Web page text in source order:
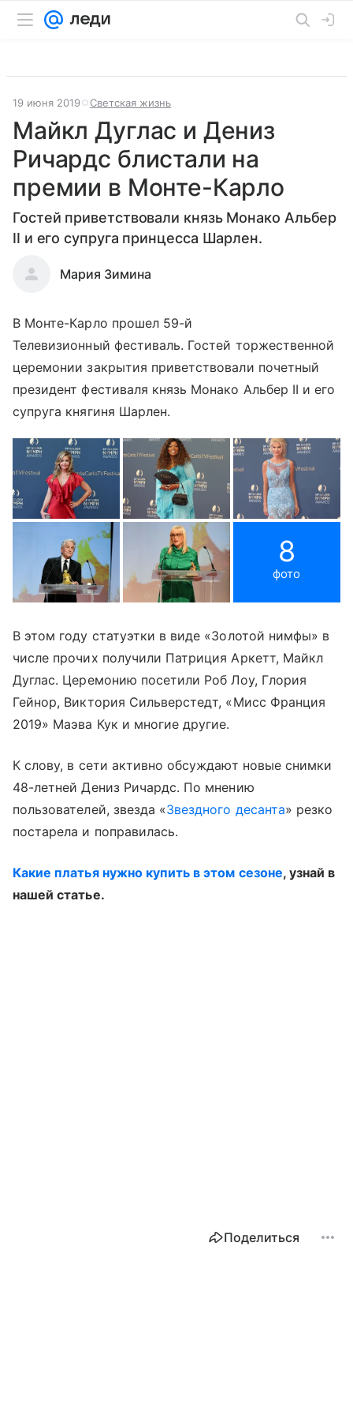
19 июня 2019 Светская жизнь
Майкл Дуглас и Дениз
Ричардс блистали на
премии в Монте-Карло
Гостей приветствовали князь Монако Альбер
II и его супруга принцесса Шарлен.
Мария Зимина
В Монте-Карло прошел 59-й
Телевизионный фестиваль. Гостей торжественной
церемонии закрытия приветствовали почетный
президент фестиваля князь Монако Альбер II и его
супруга княгиня Шарлен.
8
фото
В этом году статуэтки в виде «Золотой нимфы» в
числе прочих получили Патриция Аркетт, Майкл
Дуглас. Церемонию посетили Роб Лоу, Глория
Гейнор, Виктория Сильверстедт, «Мисс Франция
2019» Маэва Кук и многие другие.
К слову, в сети активно обсуждают новые снимки
48-летней Дениз Ричардс. По мнению
пользователей, звезда «Звездного десанта» резко
постарела и поправилась.
Какие платья нужно купить в этом сезоне, узнай в
нашей статье.
Поделиться